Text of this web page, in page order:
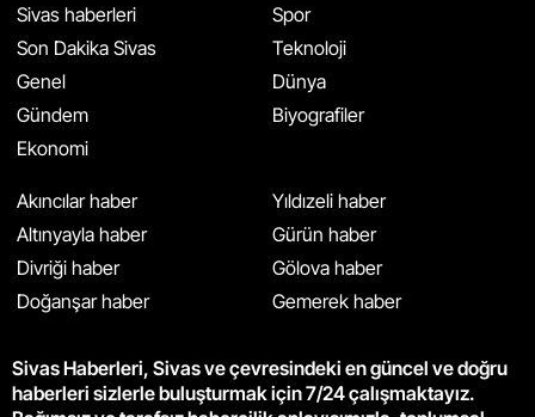
Sivas haberleri
Son Dakika Sivas
Genel
Gündem
Ekonomi
Spor
Teknoloji
Dünya
Biyografiler
Akıncılar haber
Altınyayla haber
Divriği haber
Doğanşar haber
Yıldızeli haber
Gürün haber
Gölova haber
Gemerek haber
Sivas Haberleri, Sivas ve çevresindeki en güncel ve doğru
haberleri sizlerle buluşturmak için 7/24 çalışmaktayız.